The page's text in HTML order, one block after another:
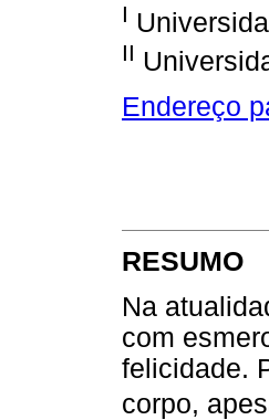
I
II
Endereço
RESUMO
Na
com
felicidade.
corpo,